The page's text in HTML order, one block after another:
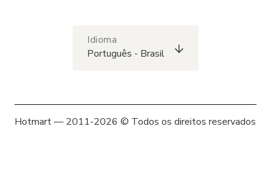
Idioma
Português - Brasil
Hotmart — 2011-2026 © Todos os direitos reservados